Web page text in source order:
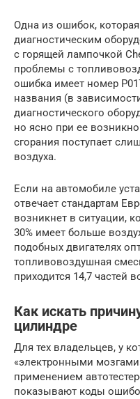
Одна из ошибок,
диагностическим
с горящей лампочкой
проблемы с
ошибка имеет номер
названия (в
диагностического
но ясно при ее
сгорания поступает
воздуха.
Если на автомобиле
отвечает стандартам
возникнет в ситуации,
30% имеет больше
подобных двигателях
топливовоздушная
приходится 14,7 частей
Как искать
цилиндре
Для тех владельцев, у
«электронными
применением
показывают коды